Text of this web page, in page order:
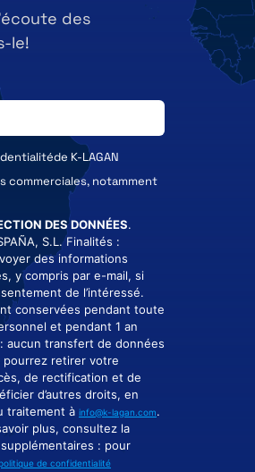
des
le!
de K-LAGAN
commerciales, notamment
DES DONNÉES.
S.L. Finalités :
des informations
y compris par e-mail, si
de l’intéressé.
conservées pendant toute
et pendant 1 an
aucun transfert de données
pourrez retirer votre
de rectification et de
d’autres droits, en
traitement à info@k-lagan.com.
plus, consultez la
: pour
de confidentialité